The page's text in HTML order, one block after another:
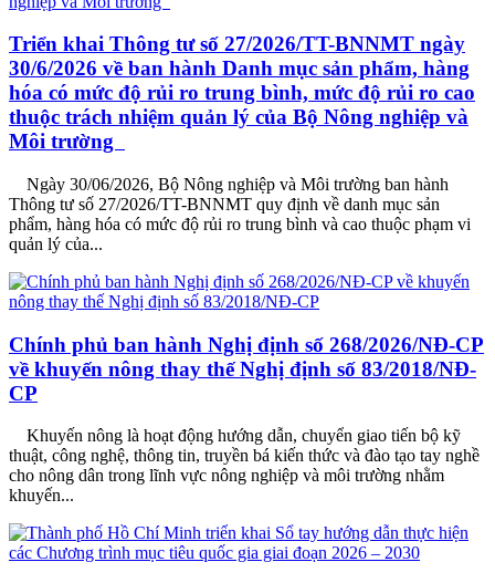
Triển khai Thông tư số 27/2026/TT-BNNMT ngày
30/6/2026 về ban hành Danh mục sản phẩm, hàng
hóa có mức độ rủi ro trung bình, mức độ rủi ro cao
thuộc trách nhiệm quản lý của Bộ Nông nghiệp và
Môi trường
Ngày 30/06/2026, Bộ Nông nghiệp và Môi trường ban hành
Thông tư số 27/2026/TT-BNNMT quy định về danh mục sản
phẩm, hàng hóa có mức độ rủi ro trung bình và cao thuộc phạm vi
quản lý của...
Chính phủ ban hành Nghị định số 268/2026/NĐ-CP
về khuyến nông thay thế Nghị định số 83/2018/NĐ-
CP
Khuyến nông là hoạt động hướng dẫn, chuyển giao tiến bộ kỹ
thuật, công nghệ, thông tin, truyền bá kiến thức và đào tạo tay nghề
cho nông dân trong lĩnh vực nông nghiệp và môi trường nhằm
khuyến...